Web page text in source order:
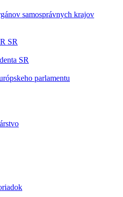
samosprávnych krajov
SR
SR
parlamentu